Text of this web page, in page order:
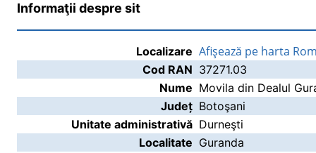
Informaţii despre sit
Localizare Afişează pe harta
Cod RAN 37271.03
Nume Movila din Dealul
Județ Botoşani
Unitate administrativă Durneşti
Localitate Guranda